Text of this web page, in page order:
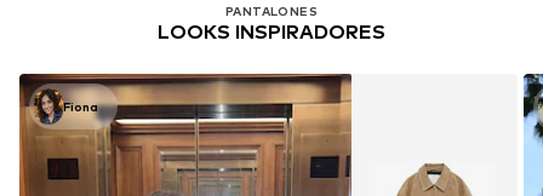
PANTALONES
LOOKS INSPIRADORES
Fiona